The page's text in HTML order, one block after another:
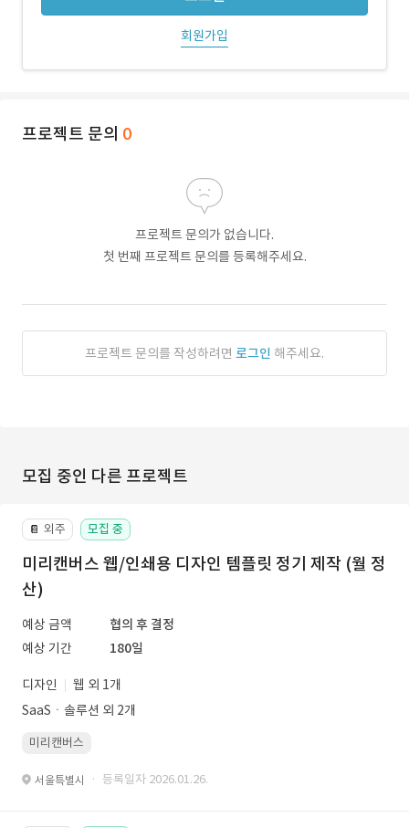
회원가입
프로젝트 문의 0
프로젝트 문의가 없습니다.
첫 번째 프로젝트 문의를 등록해주세요.
프로젝트 문의를 작성하려면 로그인 해주세요.
모집 중인 다른 프로젝트
📔 외주 모집 중
미리캔버스 웹/인쇄용 디자인 템플릿 정기 제작 (월 정
산)
예상 금액
협의 후 결정
예상 기간
180일
디자인
웹 외 1개
SaaSㆍ솔루션 외 2개
미리캔버스
서울특별시 · 등록일자 2026.01.26.